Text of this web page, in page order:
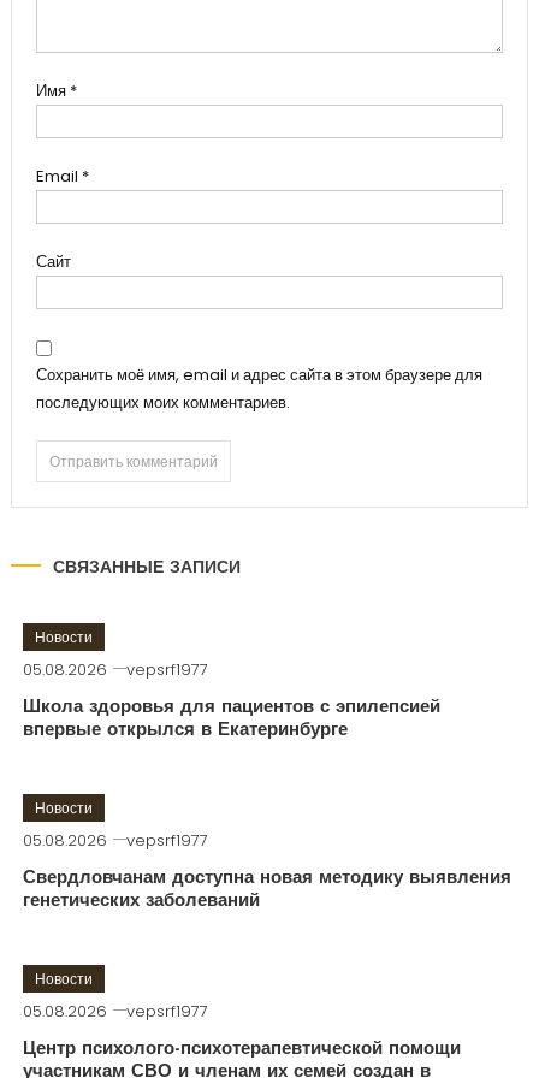
Имя *
Email *
Сайт
Сохранить моё имя, email и адрес сайта в этом браузере для
последующих моих комментариев.
СВЯЗАННЫЕ ЗАПИСИ
Новости
05.08.2026 vepsrf1977
Школа здоровья для пациентов с эпилепсией
впервые открылся в Екатеринбурге
Новости
05.08.2026 vepsrf1977
Свердловчанам доступна новая методику выявления
генетических заболеваний
Новости
05.08.2026 vepsrf1977
Центр психолого-психотерапевтической помощи
участникам СВО и членам их семей создан в